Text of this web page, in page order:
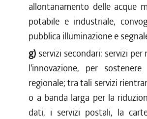
allontanamento delle acque
potabile e industriale,
pubblica illuminazione e
g) servizi secondari: servizi
l'innovazione, per
regionale; tra tali servizi
o a banda larga per la
dati, i servizi postali, la